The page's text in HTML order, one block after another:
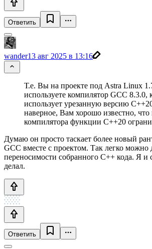
Ответить
wander13 авг 2025 в 13:16
Т.е. Вы на проекте под Astra Linux
используете компилятор GCC 8.3.0,
использует урезанную версию
наверное, Вам хорошо известно, что
компилятора функции C++20
Думаю он просто таскает более новый
GCC вместе с проектом. Так легко можно
переносимости собранного С++ кода. Я и
делал.
Ответить